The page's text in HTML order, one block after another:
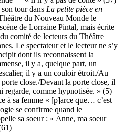
tour dans La petite pièce en
du Nouveau Monde le
de Lorraine Pintal, mais écrite
comité de lecteurs du Théâtre
Le spectateur et le lecteur ne s’y
dont ils reconnaissent la
il y a, quelque part, un
il y a un couloir étroit./Au
close./Devant la porte close, il
regarde, comme hypnotisée. » (5)
à sa femme « [p]arce que… c’est
se confirme quand le
sa soeur : « Anne, ma soeur